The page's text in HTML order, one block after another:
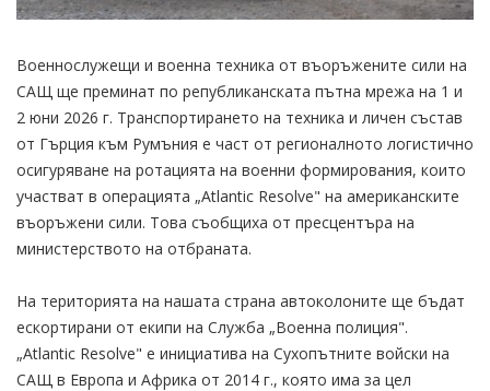
Военнослужещи и военна техника от въоръжените сили на
САЩ ще преминат по републиканската пътна мрежа на 1 и
2 юни 2026 г. Транспортирането на техника и личен състав
от Гърция към Румъния е част от регионалното логистично
осигуряване на ротацията на военни формирования, които
участват в операцията „Atlantic Resolve" на американските
въоръжени сили. Това съобщиха от пресцентъра на
министерството на отбраната.
На територията на нашата страна автоколоните ще бъдат
ескортирани от екипи на Служба „Военна полиция".
„Atlantic Resolve" е инициатива на Сухопътните войски на
САЩ в Европа и Африка от 2014 г., която има за цел